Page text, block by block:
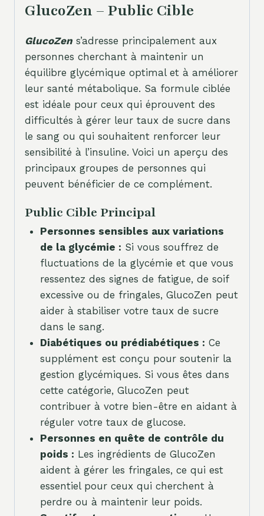
GlucoZen – Public Cible
GlucoZen s’adresse principalement aux
personnes cherchant à maintenir un
équilibre glycémique optimal et à améliorer
leur santé métabolique. Sa formule ciblée
est idéale pour ceux qui éprouvent des
difficultés à gérer leur taux de sucre dans
le sang ou qui souhaitent renforcer leur
sensibilité à l’insuline. Voici un aperçu des
principaux groupes de personnes qui
peuvent bénéficier de ce complément.
Public Cible Principal
Personnes sensibles aux variations
de la glycémie : Si vous souffrez de
fluctuations de la glycémie et que vous
ressentez des signes de fatigue, de soif
excessive ou de fringales, GlucoZen peut
aider à stabiliser votre taux de sucre
dans le sang.
Diabétiques ou prédiabétiques : Ce
supplément est conçu pour soutenir la
gestion glycémiques. Si vous êtes dans
cette catégorie, GlucoZen peut
contribuer à votre bien-être en aidant à
réguler votre taux de glucose.
Personnes en quête de contrôle du
poids : Les ingrédients de GlucoZen
aident à gérer les fringales, ce qui est
essentiel pour ceux qui cherchent à
perdre ou à maintenir leur poids.